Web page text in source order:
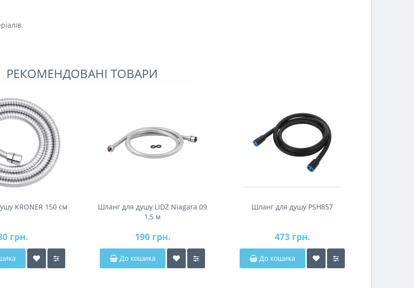
РЕКОМЕНДОВАНІ ТОВАРИ
KRONER 150 см
грн.
Шланг для душу LIDZ Niagara 09
1,5 м
190 грн.
До кошика
Шланг для душу PSH857
473 грн.
До кошика